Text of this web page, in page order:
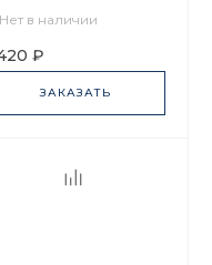
Нет в наличии
₽
ЗАКАЗАТЬ